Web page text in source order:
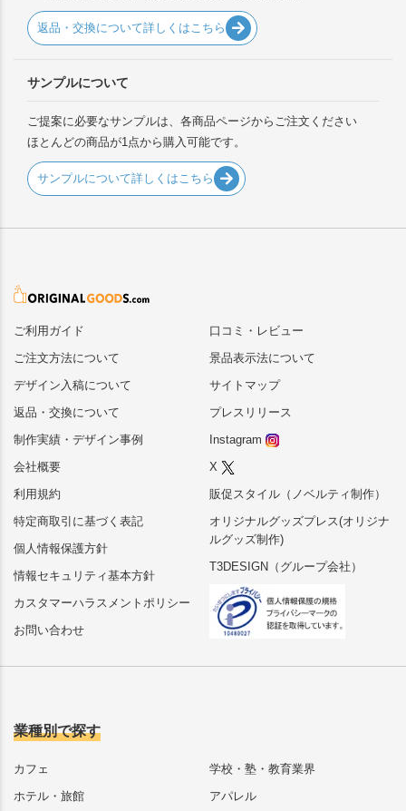
返品・交換について詳しくはこちら
サンプルについて
ご提案に必要なサンプルは、各商品ページからご注文ください
ほとんどの商品が1点から購入可能です。
サンプルについて詳しくはこちら
ご利用ガイド
ご注文方法について
デザイン入稿について
返品・交換について
制作実績・デザイン事例
会社概要
利用規約
特定商取引に基づく表記
個人情報保護方針
情報セキュリティ基本方針
カスタマーハラスメントポリシー
お問い合わせ
口コミ・レビュー
景品表示法について
サイトマップ
プレスリリース
Instagram
X
販促スタイル（ノベルティ制作）
オリジナルグッズプレス(オリジナ
ルグッズ制作)
T3DESIGN（グループ会社）
業種別で探す
カフェ
ホテル・旅館
学校・塾・教育業界
アパレル